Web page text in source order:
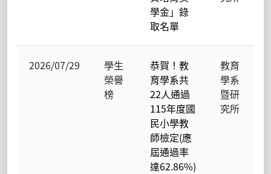
學金」錄
取名單
2026/07/29
學生
榮譽
榜
恭賀！教
育學系共
22人通過
115年度國
民小學教
師檢定(應
屆通過率
達62.86%)
教育
學系
暨研
究所